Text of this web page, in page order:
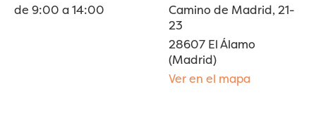
de 9:00 a 14:00
Camino de Madrid, 21-
23
28607 El Álamo
(Madrid)
Ver en el mapa